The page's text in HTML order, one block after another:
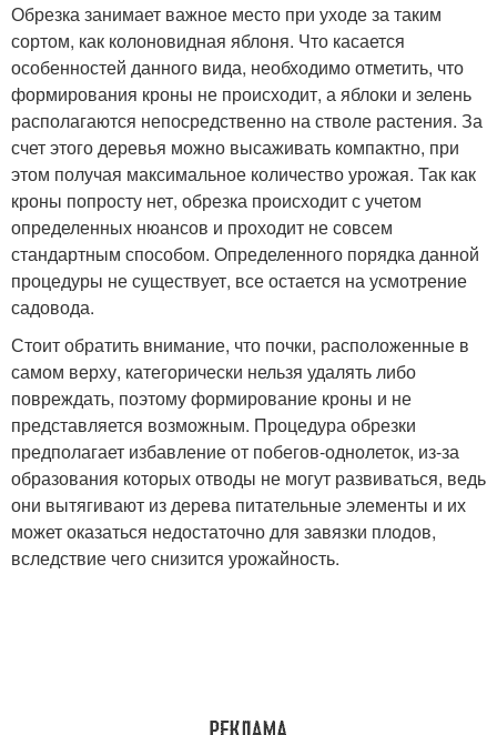
Обрезка занимает важное место при уходе за таким
сортом, как колоновидная яблоня. Что касается
особенностей данного вида, необходимо отметить, что
формирования кроны не происходит, а яблоки и зелень
располагаются непосредственно на стволе растения. За
счет этого деревья можно высаживать компактно, при
этом получая максимальное количество урожая. Так как
кроны попросту нет, обрезка происходит с учетом
определенных нюансов и проходит не совсем
стандартным способом. Определенного порядка данной
процедуры не существует, все остается на усмотрение
садовода.
Стоит обратить внимание, что почки, расположенные в
самом верху, категорически нельзя удалять либо
повреждать, поэтому формирование кроны и не
представляется возможным. Процедура обрезки
предполагает избавление от побегов-однолеток, из-за
образования которых отводы не могут развиваться, ведь
они вытягивают из дерева питательные элементы и их
может оказаться недостаточно для завязки плодов,
вследствие чего снизится урожайность.